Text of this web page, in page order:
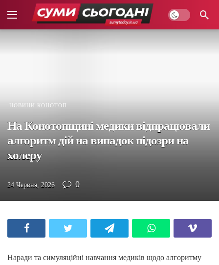
НОВИНИ КОНОТОП
На Конотопщині медики відпрацювали
алгоритм дій на випадок підозри на
холеру
24 Червня, 2026 0
Наради та симуляційні навчання медиків щодо алгоритму